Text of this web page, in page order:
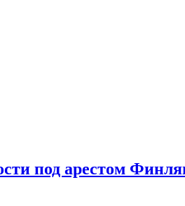
под арестом